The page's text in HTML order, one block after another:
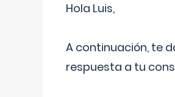
Hola Luis,
A continuación, te
respuesta a tu